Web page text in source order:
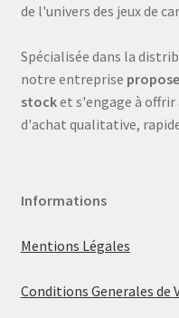
de l'univers des jeux de
Spécialisée dans la
notre entreprise
stocket s'engage à offrir
d'achat qualitative,
Informations
Mentions Légales
Conditions Generales de